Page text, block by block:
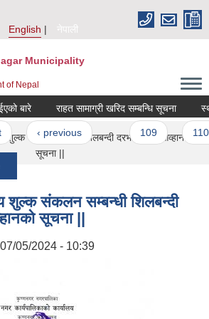
English
नेपाली
Municipality
of Nepal
राहत सामाग्री खरिद सम्बन्धि सूचना
‹ previous … 109 110
संकलन सम्बन्धी शिलबन्दी दरभाउ पत्र आव्हानको
सूचना ||
शुल्क संकलन सम्बन्धी शिलबन्दी
सूचना ||
05/2024 - 10:39